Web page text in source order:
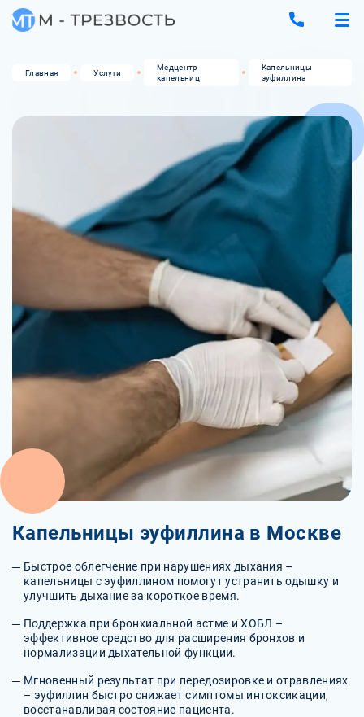
Главная Услуги
Медцентр
капельниц
Капельницы
эуфиллина
Капельницы эуфиллина в Москве
Быстрое облегчение при нарушениях дыхания –
капельницы с эуфиллином помогут устранить одышку и
улучшить дыхание за короткое время.
Поддержка при бронхиальной астме и ХОБЛ –
эффективное средство для расширения бронхов и
нормализации дыхательной функции.
Мгновенный результат при передозировке и отравлениях
– эуфиллин быстро снижает симптомы интоксикации,
восстанавливая состояние пациента.